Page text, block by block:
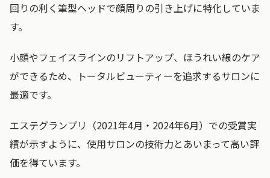
回りの利く筆型ヘッドで顔周りの引き上げに特化していま
す。
小顔やフェイスラインのリフトアップ、ほうれい線のケア
ができるため、トータルビューティーを追求するサロンに
最適です。
エステグランプリ（2021年4月・2024年6月）での受賞実
績が示すように、使用サロンの技術力とあいまって高い評
価を得ています。